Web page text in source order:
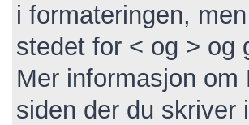
i formateringen,
stedet for < og > og
Mer informasjon
siden der du skriver